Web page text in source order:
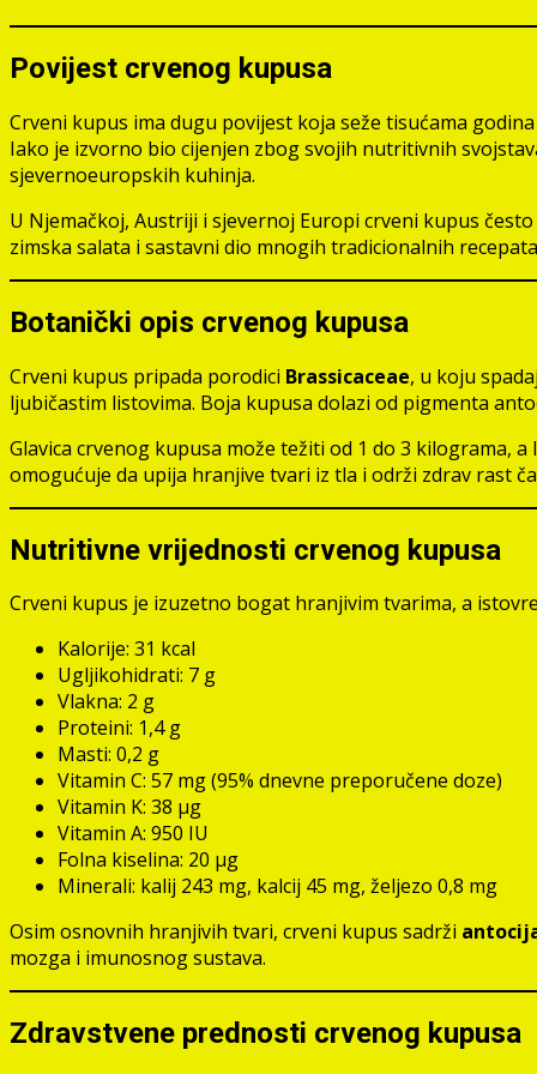
Povijest crvenog kupusa
Crveni kupus ima dugu povijest koja seže tisućama
Iako je izvorno bio cijenjen zbog svojih nutritivnih
sjevernoeuropskih kuhinja.
U Njemačkoj, Austriji i sjevernoj Europi crveni kupus
zimska salata i sastavni dio mnogih tradicionalnih
Botanički opis crvenog kupusa
Crveni kupus pripada porodici Brassicaceae, u koju
ljubičastim listovima. Boja kupusa dolazi od pigmenta
Glavica crvenog kupusa može težiti od 1 do 3 kilograma,
omogućuje da upija hranjive tvari iz tla i održi zdrav rast
Nutritivne vrijednosti crvenog kupusa
Crveni kupus je izuzetno bogat hranjivim tvarima, a
Kalorije: 31 kcal
Ugljikohidrati: 7 g
Vlakna: 2 g
Proteini: 1,4 g
Masti: 0,2 g
Vitamin C: 57 mg (95% dnevne preporučene doze)
Vitamin K: 38 μg
Vitamin A: 950 IU
Folna kiselina: 20 μg
Minerali: kalij 243 mg, kalcij 45 mg, željezo 0,8 mg
Osim osnovnih hranjivih tvari, crveni kupus sadrži
mozga i imunosnog sustava.
Zdravstvene prednosti crvenog kupusa